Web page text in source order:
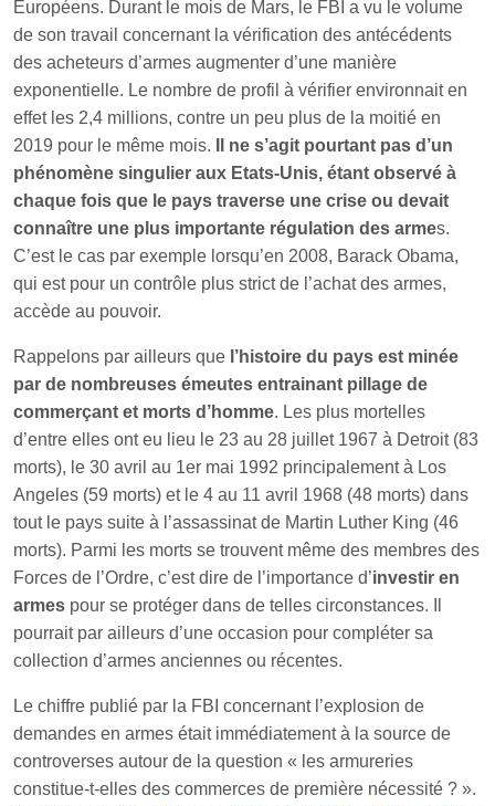
Européens. Durant le mois de Mars, le FBI a vu le volume
de son travail concernant la vérification des antécédents
des acheteurs d’armes augmenter d’une manière
exponentielle. Le nombre de profil à vérifier environnait en
effet les 2,4 millions, contre un peu plus de la moitié en
2019 pour le même mois.
Il ne s’agit pourtant pas d’un
phénomène singulier aux Etats-Unis, étant observé à
chaque fois que le pays traverse une crise ou devait
connaître une plus importante régulation des armes.
C’est le cas par exemple lorsqu’en 2008, Barack Obama,
qui est pour un contrôle plus strict de l’achat des armes,
accède au pouvoir.
Rappelons par ailleurs que l’histoire du pays est minée
par de nombreuses émeutes entrainant pillage de
commerçant et morts d’homme. Les plus mortelles
d’entre elles ont eu lieu le 23 au 28 juillet 1967 à Detroit (83
morts), le 30 avril au 1er mai 1992 principalement à Los
Angeles (59 morts) et le 4 au 11 avril 1968 (48 morts) dans
tout le pays suite à l’assassinat de Martin Luther King (46
morts). Parmi les morts se trouvent même des membres des
Forces de l’Ordre, c’est dire de l’importance d’investir en
armes pour se protéger dans de telles circonstances. Il
pourrait par ailleurs d’une occasion pour compléter sa
collection d’armes anciennes ou récentes.
Le chiffre publié par la FBI concernant l’explosion de
demandes en armes était immédiatement à la source de
controverses autour de la question « les armureries
constitue-t-elles des commerces de première nécessité ? ».